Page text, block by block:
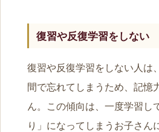
復習や反復学習をしない
復習や反復学習をしない人は
間で忘れてしまうため、記憶
ん。この傾向は、一度学習し
り」になってしまうお子さん